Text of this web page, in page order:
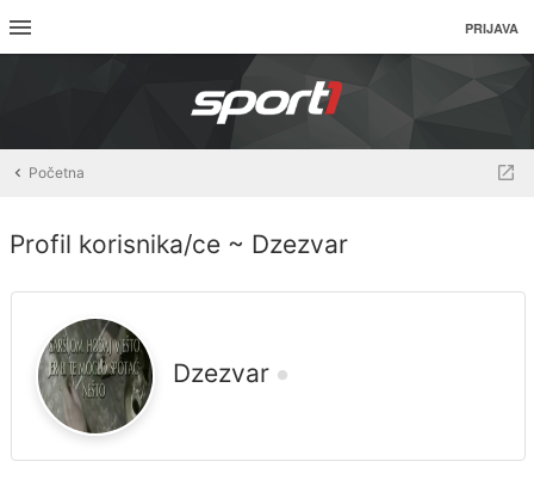
PRIJAVA
Početna
Profil korisnika/ce ~ Dzezvar
Dzezvar